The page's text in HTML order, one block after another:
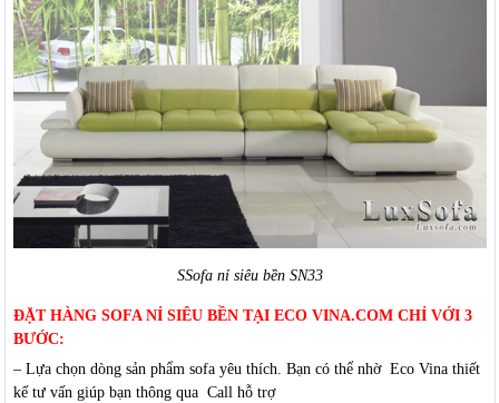
SSofa nỉ siêu bền SN33
ĐẶT HÀNG SOFA NỈ SIÊU BỀN TẠI ECO VINA.COM CHỈ VỚI 3
BƯỚC:
– Lựa chọn dòng sản phẩm sofa yêu thích. Bạn có thể nhờ Eco Vina thiết
kế tư vấn giúp bạn thông qua Call hỗ trợ